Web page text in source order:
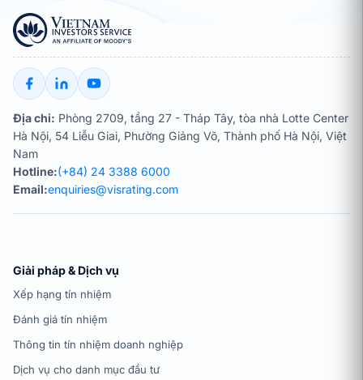
Địa chỉ: Phòng 2709, tầng 27 - Tháp Tây, tòa nhà Lotte Center
Hà Nội, 54 Liễu Giai, Phường Giảng Võ, Thành phố Hà Nội, Việt
Nam
Hotline:(+84) 24 3388 6000
Email:enquiries@visrating.com
Giải pháp & Dịch vụ
Xếp hạng tín nhiệm
Đánh giá tín nhiệm
Thông tin tín nhiệm doanh nghiệp
Dịch vụ cho danh mục đầu tư